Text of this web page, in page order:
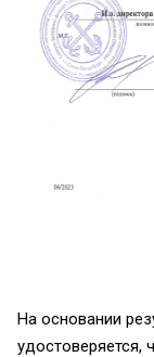
На основании
удостоверяется,